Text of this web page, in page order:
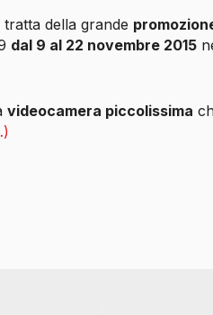
tratta della grande
dal 9 al 22 novembre 2015
videocamera piccolissima